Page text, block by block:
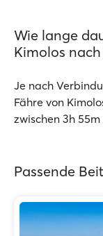
Wie lange
Kimolos
Je nach
Fähre von
zwischen 3h
Passende